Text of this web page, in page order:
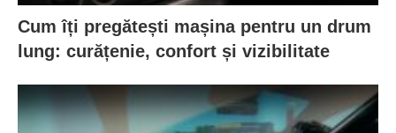
Cum îți pregătești mașina pentru un drum
lung: curățenie, confort și vizibilitate